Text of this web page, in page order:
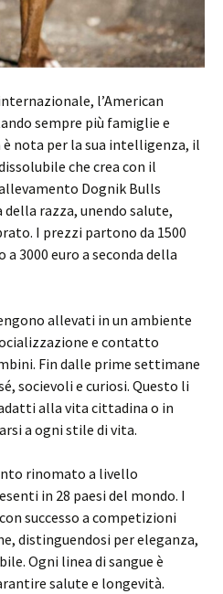
l’American
sempre più famiglie e
nota per la sua intelligenza, il
che crea con il
Dognik Bulls
razza, unendo salute,
I prezzi partono da 1500
3000 euro a seconda della
allevati in un ambiente
e contatto
Fin dalle prime settimane
socievoli e curiosi. Questo li
alla vita cittadina o in
a ogni stile di vita.
rinomato a livello
in 28 paesi del mondo. I
successo a competizioni
distinguendosi per eleganza,
Ogni linea di sangue è
salute e longevità.